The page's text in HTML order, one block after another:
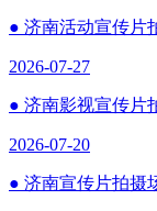
● 济南活动宣传片
2026-07-27
● 济南影视宣传片
2026-07-20
● 济南宣传片拍摄